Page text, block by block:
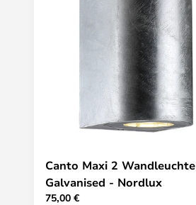
Canto Maxi 2 Wandleuchte
Galvanised - Nordlux
75,00 €